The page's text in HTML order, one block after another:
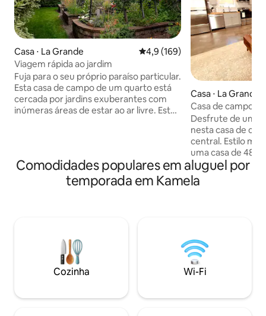
Casa ⋅ La Grande 4,9 de uma avaliação média de
4,9 (169)
Viagem rápida ao jardim
Fuja para o seu próprio paraíso particular.
Esta casa de campo de um quarto está
cercada por jardins exuberantes com
inúmeras áreas de estar ao ar livre. Está
vida com muitos toques decorativos
criativos. Suas necessidades culinárias
são amplamente atendidas com
para uma estadia tranquila.
Casa ⋅ La Grande
Casa de campo
Desfrute de uma
nesta casa de
central. Estilo
uma casa de 480
no coração de La
construção com
eletrodomésticos
poucos passos
Hospital , Eastern
quarteirões do
casa de campo
Comodidades populares em aluguel por
temporada em Kamela
Cozinha Wi-Fi